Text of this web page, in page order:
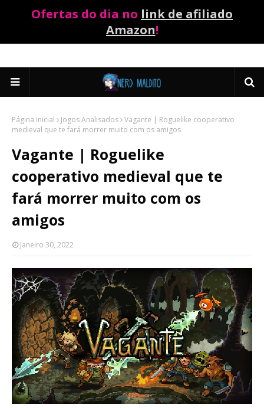
Ofertas do dia no link de afiliado
Amazon!
Página inicial Jogos Analisados Vagante | Roguelike cooperativo
medieval que te fará morrer muito com os amigos
Vagante | Roguelike
cooperativo medieval que te
fará morrer muito com os
amigos
Janeiro 30, 2022